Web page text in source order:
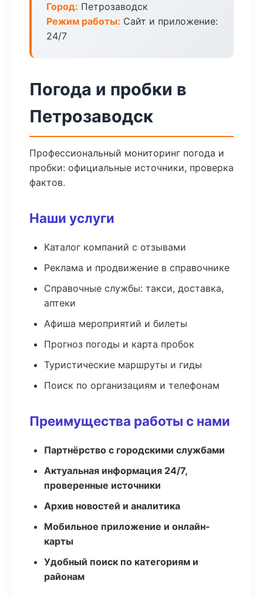
Город: Петрозаводск
Режим работы: Сайт и приложение:
24/7
Погода и пробки в
Петрозаводск
Профессиональный мониторинг погода и
пробки: официальные источники, проверка
фактов.
Наши услуги
Каталог компаний с отзывами
Реклама и продвижение в справочнике
Справочные службы: такси, доставка,
аптеки
Афиша мероприятий и билеты
Прогноз погоды и карта пробок
Туристические маршруты и гиды
Поиск по организациям и телефонам
Преимущества работы с нами
Партнёрство с городскими службами
Актуальная информация 24/7,
проверенные источники
Архив новостей и аналитика
Мобильное приложение и онлайн-
карты
Удобный поиск по категориям и
районам